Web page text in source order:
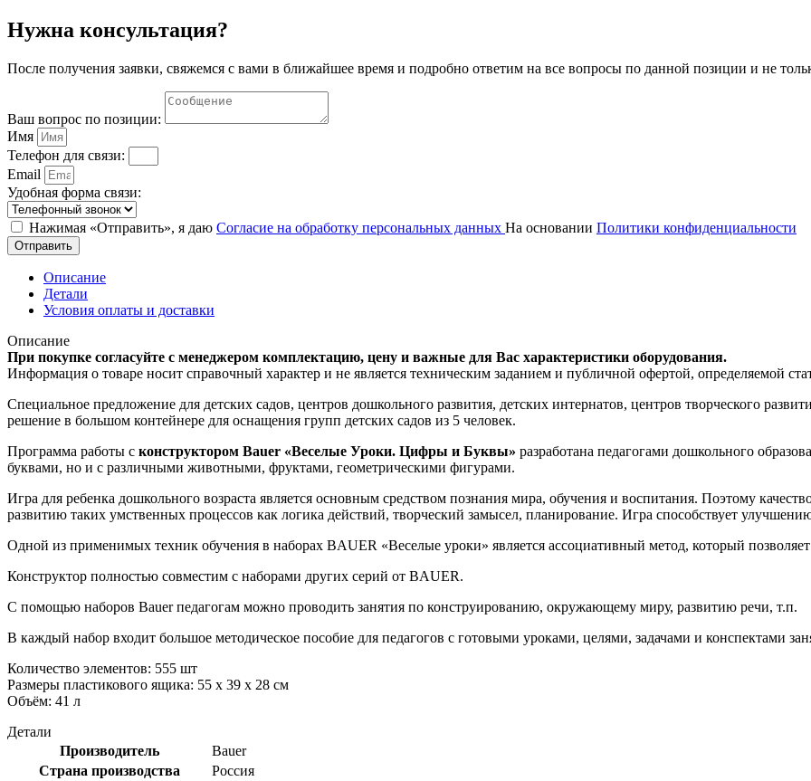
из
человек)
Нужна консультация?
После получения заявки, свяжемся с вами в ближайшее время и подробно ответим на все вопросы по данной позиции и не
Ваш вопрос по позиции:
Имя
Телефон для связи:
Email
Удобная форма связи:
Нажимая «Отправить», я даю Согласие на обработку персональных данных На основании Политики конфиденциальности
Отправить
Описание
Детали
Условия оплаты и доставки
Описание
При покупке согласуйте с менеджером комплектацию, цену и важные для Вас характеристики оборудования.
Информация о товаре носит справочный характер и не является техническим заданием и публичной офертой, определяемой
Специальное предложение для детских садов, центров дошкольного развития, детских интернатов, центров творческого
решение в большом контейнере для оснащения групп детских садов из 5 человек.
Программа работы с конструктором Bauer «Веселые Уроки. Цифры и Буквы» разработана педагогами дошкольного
буквами, но и с различными животными, фруктами, геометрическими фигурами.
Игра для ребенка дошкольного возраста является основным средством познания мира, обучения и воспитания. Поэтому
развитию таких умственных процессов как логика действий, творческий замысел, планирование. Игра способствует
Одной из применимых техник обучения в наборах BAUER «Веселые уроки» является ассоциативный метод, который
Конструктор полностью совместим с наборами других серий от BAUER.
С помощью наборов Bauer педагогам можно проводить занятия по конструированию, окружающему миру, развитию речи, т.п.
В каждый набор входит большое методическое пособие для педагогов с готовыми уроками, целями, задачами и конспектами
Количество элементов: 555 шт
Размеры пластикового ящика: 55 х 39 х 28 см
Объём: 41 л
Детали
Производитель
Bauer
Страна производства
Россия